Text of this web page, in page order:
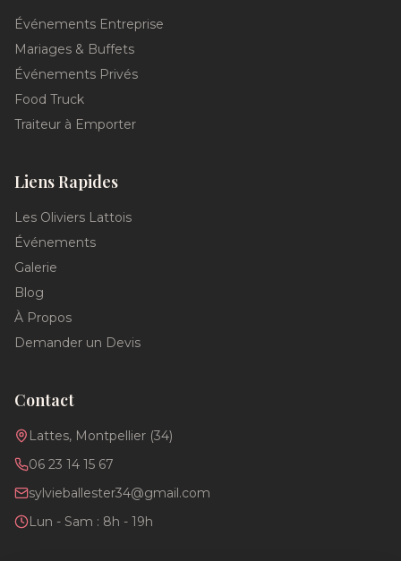
Événements Entreprise
Mariages & Buffets
Événements Privés
Food Truck
Traiteur à Emporter
Liens Rapides
Les Oliviers Lattois
Événements
Galerie
Blog
À Propos
Demander un Devis
Contact
Lattes, Montpellier (34)
06 23 14 15 67
sylvieballester34@gmail.com
Lun - Sam : 8h - 19h